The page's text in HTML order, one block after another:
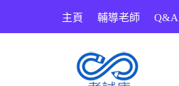
主頁 輔導老師 Q&A